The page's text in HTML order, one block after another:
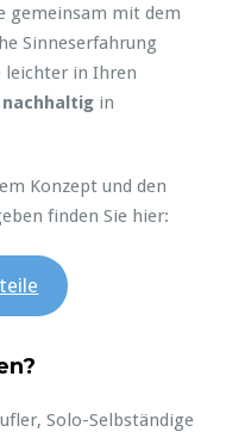
gemeinsam mit dem
Sinneserfahrung
leichter in Ihren
nachhaltig in
Konzept und den
finden Sie hier:
Solo-Selbständige